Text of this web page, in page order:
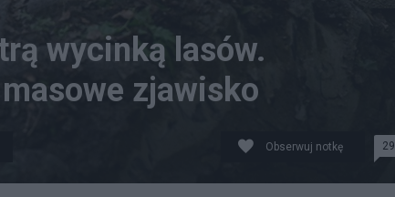
wycinką lasów.
zjawisko
Obserwuj notkę 29